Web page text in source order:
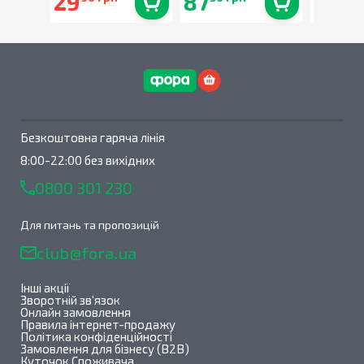
Безкоштовна гаряча лінія
8:00-22:00 без вихідних
0800 301 230
Для питань та пропозицій
club@fora.ua
Інші акції
Зворотній зв'язок
Онлайн замовлення
Правила інтернет-продажу
Політика конфіденційності
Замовлення для бізнесу (B2B)
Куточок Споживача